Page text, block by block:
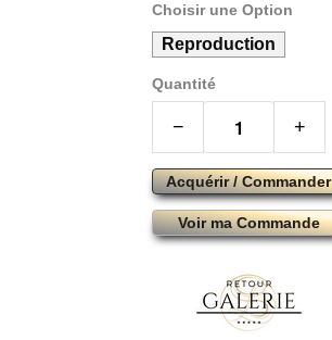
Choisir une Option
Reproduction
Quantité
− +
Acquérir / Commander
Voir ma Commande